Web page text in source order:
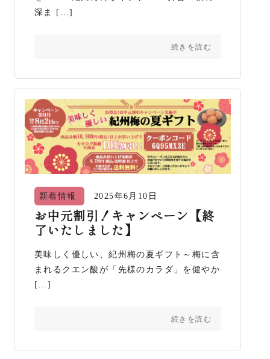
深ま […]
続きを読む
新着情報 2025年6月10日
お中元割引！キャンペーン【終
了いたしました】
美味しく優しい、紀州梅の夏ギフト～梅に含
まれるクエン酸が「先様のカラダ」を健やか
[…]
続きを読む